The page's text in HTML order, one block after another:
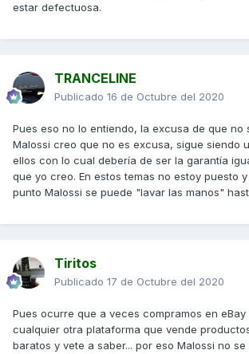
estar defectuosa.
TRANCELINE
Publicado 16 de Octubre del 2020
Pues eso no lo entiendo, la excusa de que no
Malossi creo que no es excusa, sigue siendo
ellos con lo cual debería de ser la garantía
que yo creo. En estos temas no estoy puesto
punto Malossi se puede "lavar las manos"
Tiritos
Publicado 17 de Octubre del 2020
Pues ocurre que a veces compramos en eBay
cualquier otra plataforma que vende
baratos y vete a saber... por eso Malossi no